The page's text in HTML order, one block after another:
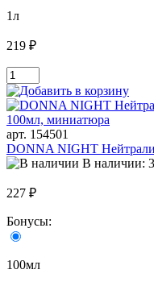
1л
219 ₽
арт. 154501
DONNA NIGHT
В наличии:
227 ₽
Бонусы:
100мл